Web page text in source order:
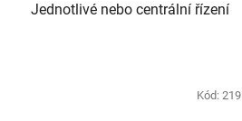
Jednotlivé nebo centrální řízení
Kód: 219